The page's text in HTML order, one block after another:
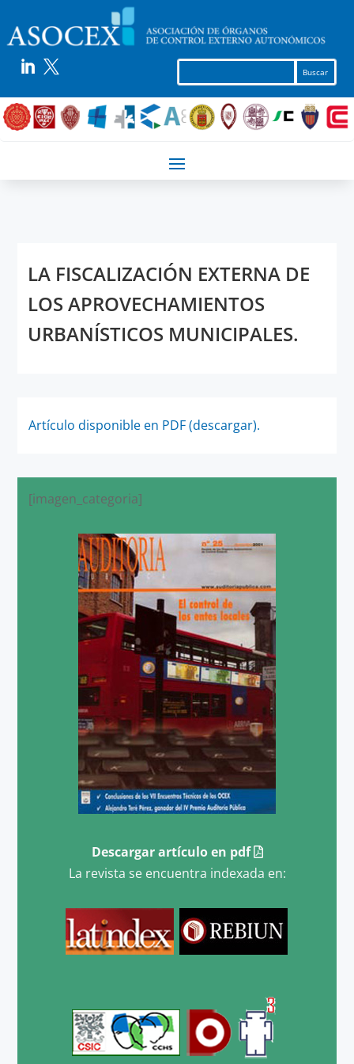
 
LA FISCALIZACIÓN EXTERNA DE
LOS APROVECHAMIENTOS
URBANÍSTICOS MUNICIPALES.
Artículo disponible en PDF (descargar).
[imagen_categoria]
Descargar artículo en pdf
La revista se encuentra indexada en: